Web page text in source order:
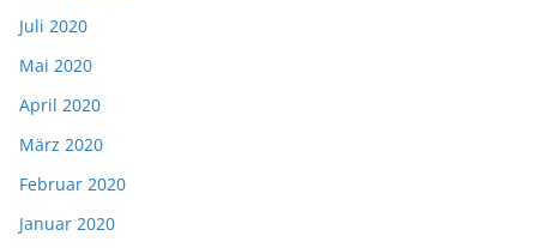
Juli 2020
Mai 2020
April 2020
März 2020
Februar 2020
Januar 2020